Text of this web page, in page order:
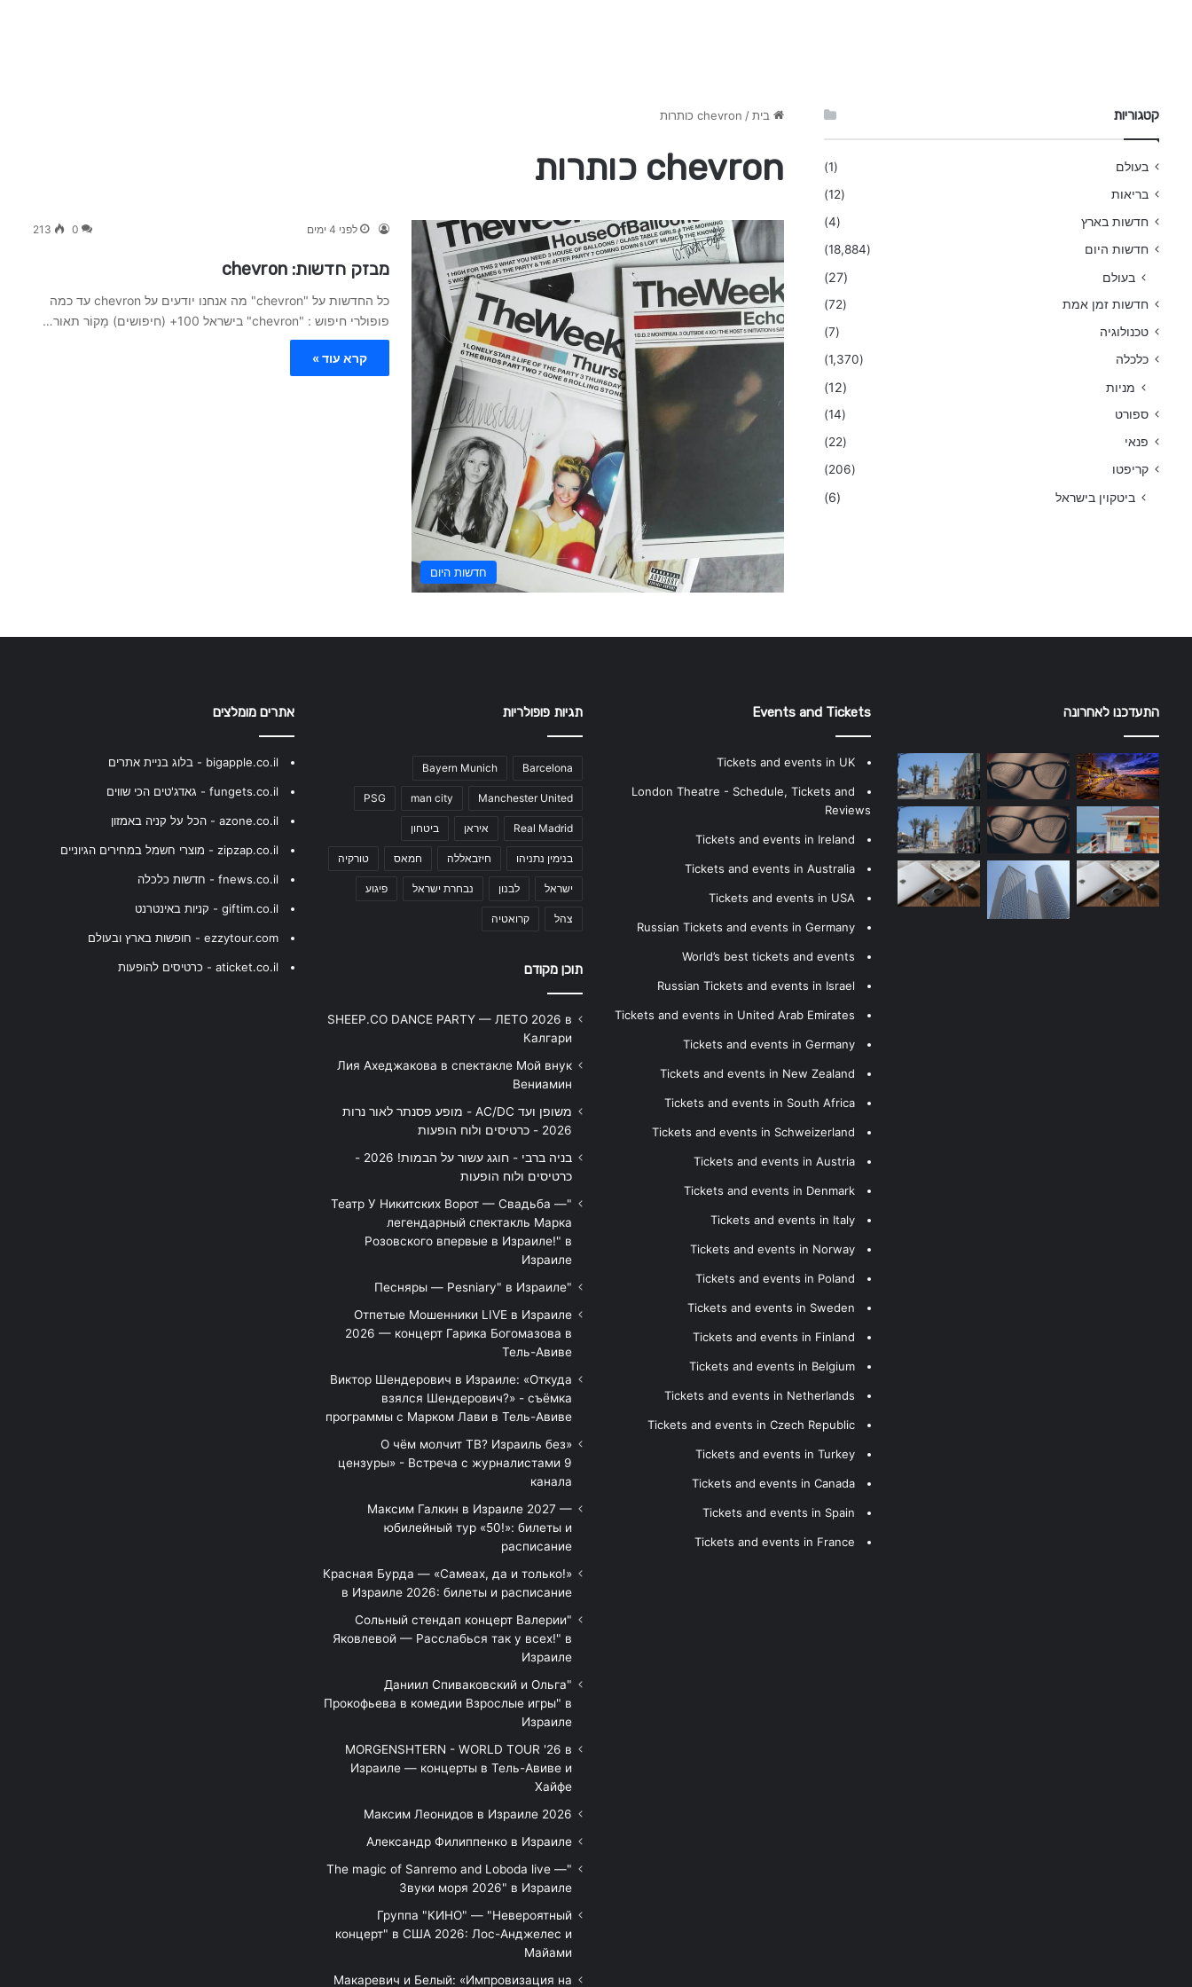
בית / chevron כותרות
chevron כותרות
חדשות היום
לפני 4 ימים 0
213
מבזק חדשות: chevron
כל החדשות על "chevron" מה אנחנו יודעים על chevron עד כמה
פופולרי חיפוש : "chevron" בישראל 100+ (חיפושים) מָקוֹר תאור…
קרא עוד »
קטגוריות
בעולם
(1)
בריאות
(12)
חדשות בארץ
(4)
חדשות היום
(18,884)
בעולם (27)
חדשות זמן אמת
(72)
טכנולוגיה
(7)
כלכלה
(1,370)
מניות (12)
ספורט
(14)
פנאי
(22)
קריפטו
(206)
ביטקוין בישראל (6)
התעדכנו לאחרונה Events and Tickets
Tickets and events in UK
London Theatre - Schedule, Tickets and
Reviews
Tickets and events in Ireland
Tickets and events in Australia
Tickets and events in USA
Russian Tickets and events in Germany
World’s best tickets and events
Russian Tickets and events in Israel
Tickets and events in United Arab Emirates
Tickets and events in Germany
Tickets and events in New Zealand
Tickets and events in South Africa
Tickets and events in Schweizerland
Tickets and events in Austria
Tickets and events in Denmark
Tickets and events in Italy
Tickets and events in Norway
Tickets and events in Poland
Tickets and events in Sweden
Tickets and events in Finland
Tickets and events in Belgium
Tickets and events in Netherlands
Tickets and events in Czech Republic
Tickets and events in Turkey
Tickets and events in Canada
Tickets and events in Spain
Tickets and events in France
תגיות פופולריות
Barcelona
Bayern Munich
Manchester United
man city
PSG
Real Madrid איראן ביטחון
בנימין נתניהו חיזבאללה חמאס טורקיה
ישראל לבנון נבחרת ישראל פיגוע
צהל קרואטיה
תוכן מקודם
SHEEP.CO DANCE PARTY — ЛЕТО 2026 в
Калгари
Лия Ахеджакова в спектакле Мой внук
Вениамин
משופן ועד AC/DC - מופע פסנתר לאור נרות
2026 - כרטיסים ולוח הופעות
בניה ברבי - חוגג עשור על הבמות! 2026 -
כרטיסים ולוח הופעות
"Театр У Никитских Ворот — Свадьба —
легендарный спектакль Марка
Розовского впервые в Израиле!" в
Израиле
"Песняры — Pesniary" в Израиле
Отпетые Мошенники LIVE в Израиле
2026 — концерт Гарика Богомазова в
Тель-Авиве
Виктор Шендерович в Израиле: «Откуда
взялся Шендерович?» - съёмка
программы с Марком Лави в Тель-Авиве
«О чём молчит ТВ? Израиль без
цензуры» - Встреча с журналистами 9
канала
Максим Галкин в Израиле 2027 —
юбилейный тур «50!»: билеты и
расписание
Красная Бурда — «Самеах, да и только!»
в Израиле 2026: билеты и расписание
"Сольный стендап концерт Валерии
Яковлевой — Расслабься так у всех!" в
Израиле
"Даниил Спиваковский и Ольга
Прокофьева в комедии Взрослые игры" в
Израиле
MORGENSHTERN - WORLD TOUR '26 в
Израиле — концерты в Тель-Авиве и
Хайфе
Максим Леонидов в Израиле 2026
Александр Филиппенко в Израиле
"The magic of Sanremo and Loboda live —
Звуки моря 2026" в Израиле
Группа "КИНО" — "Невероятный
концерт" в США 2026: Лос-Анджелес и
Майами
Макаревич и Белый: «Импровизация на
אתרים מומלצים
bigapple.co.il - בלוג בניית אתרים
fungets.co.il - גאדג'טים הכי שווים
azone.co.il - הכל על קניה באמזון
zipzap.co.il - מוצרי חשמל במחירים הגיוניים
fnews.co.il - חדשות כלכלה
giftim.co.il - קניות באינטרנט
ezzytour.com - חופשות בארץ ובעולם
aticket.co.il - כרטיסים להופעות